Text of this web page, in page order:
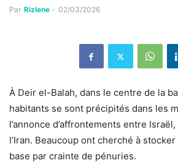
Par Rizlene - 02/03/2026
À Deir el-Balah, dans le centre de la
habitants se sont précipités dans les
l’annonce d’affrontements entre
l’Iran. Beaucoup ont cherché à
base par crainte de pénuries.